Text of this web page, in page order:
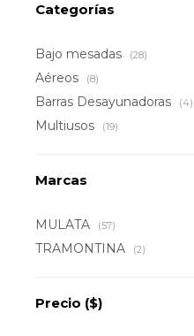
Categorías
Bajo mesadas (28)
Aéreos (8)
Barras Desayunadoras (4)
Multiusos (19)
Marcas
MULATA (57)
TRAMONTINA (2)
Precio ($)